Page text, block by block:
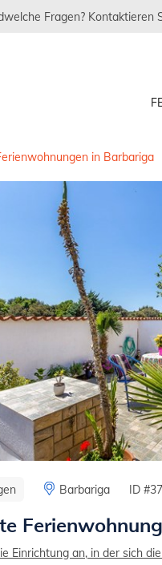
Fragen? Kontaktieren
in Barbariga
Barbariga ID
Einrichtung an, in der sich